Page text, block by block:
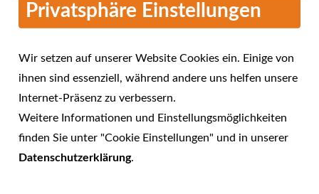
alma KÜCHEN - Wir sind für Sie
erreichbar!
24.04.2021
Privatsphäre Einstellungen
Wir setzen auf unserer Website Cookies ein. Einige von
ihnen sind essenziell, während andere uns helfen unsere
Internet-Präsenz zu verbessern.
Weitere Informationen und Einstellungsmöglichkeiten
finden Sie unter "Cookie Einstellungen" und in unserer
Datenschutzerklärung.